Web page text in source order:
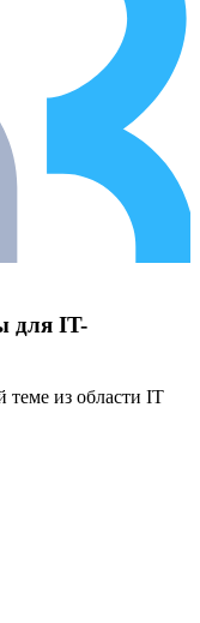
для IT-
из области IT